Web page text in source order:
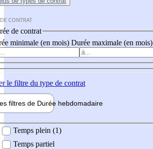
CONTRAT
de contrat
minimale (en mois) Durée maximale (en mois)
le filtre du type de contrat
filtres de Durée hebdomadaire
Temps plein (1)
Temps partiel